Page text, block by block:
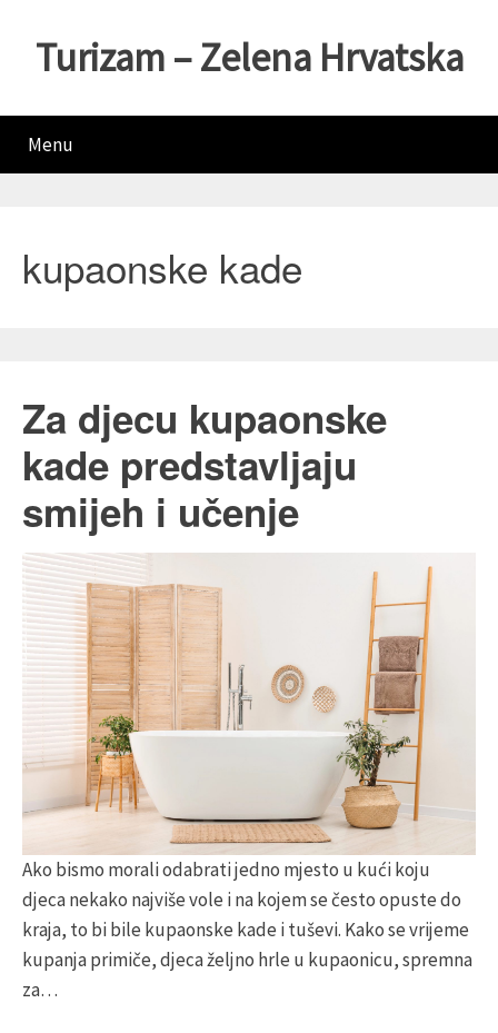
Turizam – Zelena Hrvatska
Menu
kupaonske kade
Za djecu kupaonske
kade predstavljaju
smijeh i učenje
Ako bismo morali odabrati jedno mjesto u kući koju
djeca nekako najviše vole i na kojem se često opuste do
kraja, to bi bile kupaonske kade i tuševi. Kako se vrijeme
kupanja primiče, djeca željno hrle u kupaonicu, spremna
za…